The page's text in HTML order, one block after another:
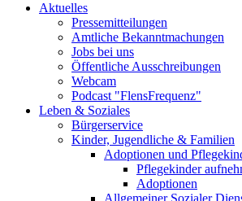
Aktuelles
Pressemitteilungen
Amtliche Bekanntmachungen
Jobs bei uns
Öffentliche Ausschreibungen
Webcam
Podcast "FlensFrequenz"
Leben & Soziales
Bürgerservice
Kinder, Jugendliche & Familien
Adoptionen und
Pflegekinder
Adoptionen
Allgemeiner Sozialer